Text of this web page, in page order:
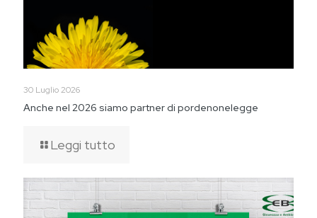
30 Luglio 2026
Anche nel 2026 siamo partner di pordenonelegge
Leggi tutto